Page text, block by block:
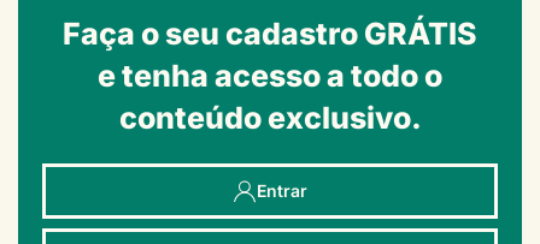
Faça o seu cadastro GRÁTIS
e tenha acesso a todo o
conteúdo exclusivo.
Entrar